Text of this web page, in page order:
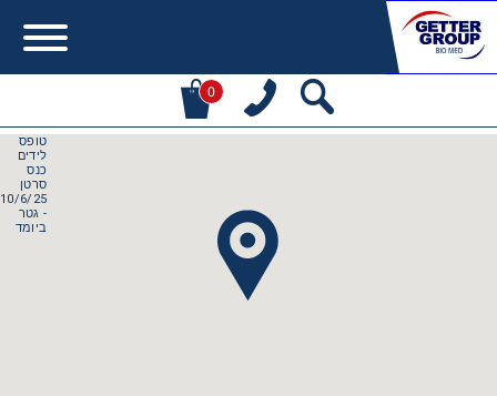
0
Error:
מעונין לקבל הצעת מחיר או מידע עבור: